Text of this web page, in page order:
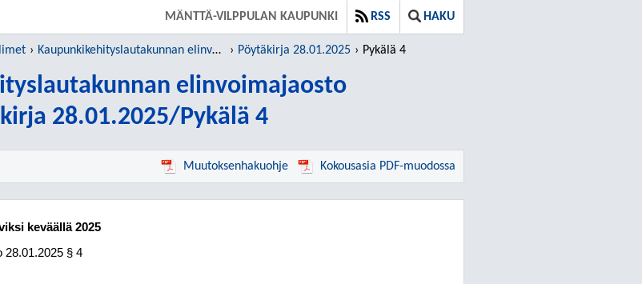
SIIRRY SUORAAN PÄÄSISÄLTÖÖNMÄNTTÄ-VILPPULAN KAUPUNKI RSS HAKU
Kaupunkikehityslautakunnan elinvoimajaosto Pöytäkirja 28.01.2025 Pykälä 4
elinvoimajaosto
28.01.2025/Pykälä 4
Muutoksenhakuohje Kokousasia PDF-muodossa
keväällä 2025
28.01.2025 § 4